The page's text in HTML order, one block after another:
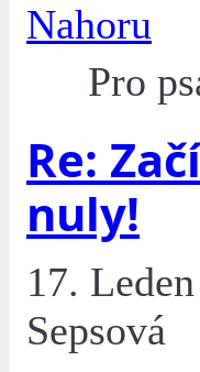
Nahoru
Pro
Re:
nuly!
17.
Sepsová